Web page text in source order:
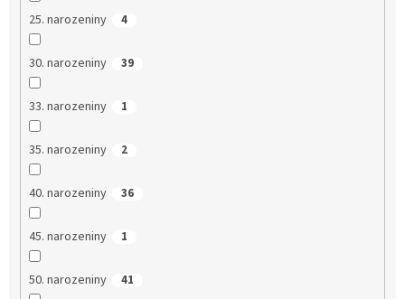
25. narozeniny 4
30. narozeniny 39
33. narozeniny 1
35. narozeniny 2
40. narozeniny 36
45. narozeniny 1
50. narozeniny 41